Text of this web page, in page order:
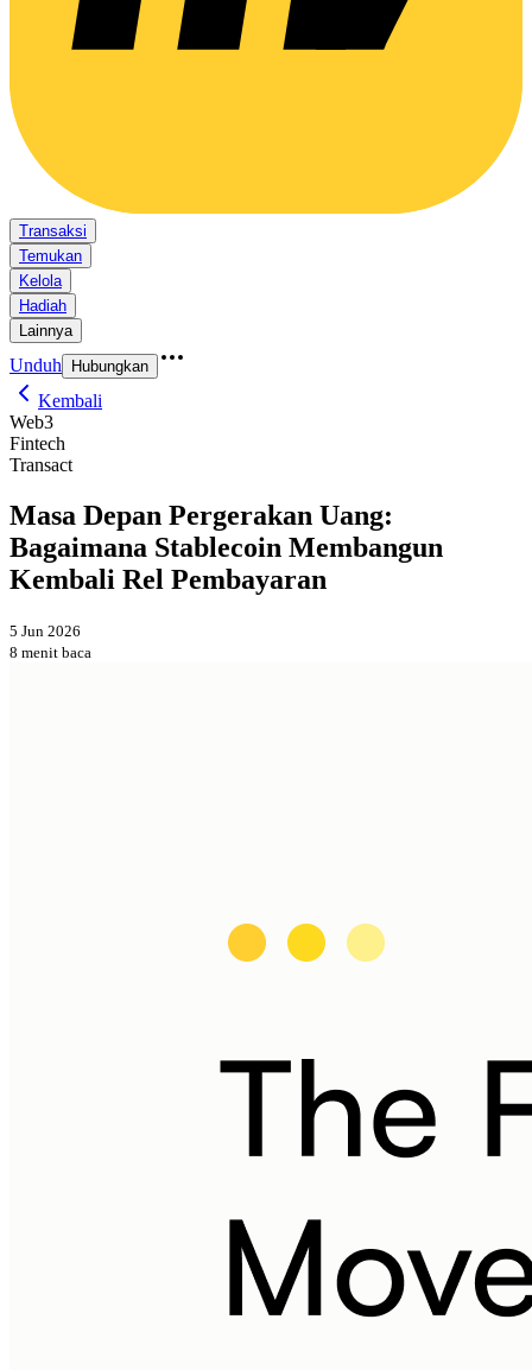
Transaksi
Temukan
Kelola
Hadiah
Lainnya
Unduh Hubungkan
Kembali
Web3
Fintech
Transact
Masa Depan Pergerakan Uang:
Bagaimana Stablecoin Membangun
Kembali Rel Pembayaran
5 Jun 2026
8 menit baca